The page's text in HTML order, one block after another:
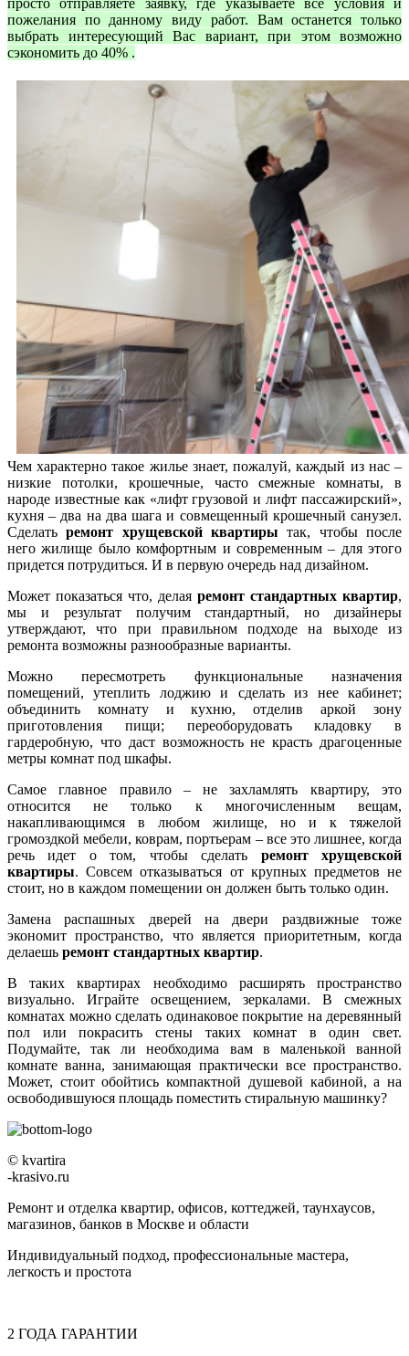
просто отправляете заявку, где указываете все условия и
пожелания по данному виду работ. Вам останется только
выбрать интересующий Вас вариант, при этом возможно
сэкономить до 40% .
Чем характерно такое жилье знает, пожалуй, каждый из нас –
низкие потолки, крошечные, часто смежные комнаты, в
народе известные как «лифт грузовой и лифт пассажирский»,
кухня – два на два шага и совмещенный крошечный санузел.
Сделатьремонт хрущевской квартиры так, чтобы после
него жилище было комфортным и современным – для этого
придется потрудиться. И в первую очередь над дизайном.
Может показаться что, делая ремонт стандартных квартир,
мы и результат получим стандартный, но дизайнеры
утверждают, что при правильном подходе на выходе из
ремонта возможны разнообразные варианты.
Можно пересмотреть функциональные назначения
помещений, утеплить лоджию и сделать из нее кабинет;
объединить комнату и кухню, отделив аркой зону
приготовления пищи; переоборудовать кладовку в
гардеробную, что даст возможность не красть драгоценные
метры комнат под шкафы.
Самое главное правило – не захламлять квартиру, это
относится не только к многочисленным вещам,
накапливающимся в любом жилище, но и к тяжелой
громоздкой мебели, коврам, портьерам – все это лишнее, когда
речь идет о том, чтобы сделать ремонт хрущевской
квартиры. Совсем отказываться от крупных предметов не
стоит, но в каждом помещении он должен быть только один.
Замена распашных дверей на двери раздвижные тоже
экономит пространство, что является приоритетным, когда
делаешь ремонт стандартных квартир.
В таких квартирах необходимо расширять пространство
визуально. Играйте освещением, зеркалами. В смежных
комнатах можно сделать одинаковое покрытие на деревянный
пол или покрасить стены таких комнат в один свет.
Подумайте, так ли необходима вам в маленькой ванной
комнате ванна, занимающая практически все пространство.
Может, стоит обойтись компактной душевой кабиной, а на
освободившуюся площадь поместить стиральную машинку?
© kvartira
-krasivo.ru
Ремонт и отделка квартир, офисов, коттеджей, таунхаусов,
магазинов, банков в Москве и области
Индивидуальный подход, профессиональные мастера,
легкость и простота
2 ГОДА ГАРАНТИИ